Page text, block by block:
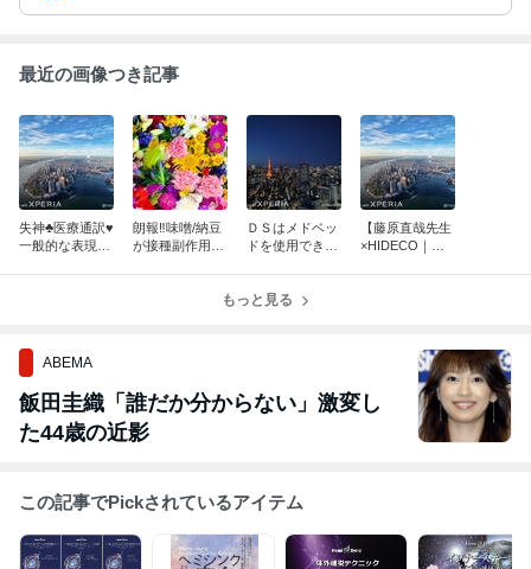
最近の画像つき記事
失神♣医療通訳♥
一般的な表現
朗報‼️味噌/納豆
が接種副作用死
ＤＳはメドベッ
ドを使用できな
♣
【藤原直哉先生
×HIDECO｜深
もっと見る
ABEMA
飯田圭織「誰だか分からない」激変し
た44歳の近影
この記事でPickされているアイテム